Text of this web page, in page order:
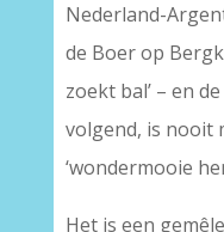
Nederland-
de Boer op
zoekt bal’ – en
volgend, is nooit
‘wondermooie
Het is een